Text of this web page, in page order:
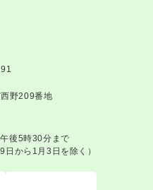
野209番地
後5時30分まで
日から1月3日を除く）